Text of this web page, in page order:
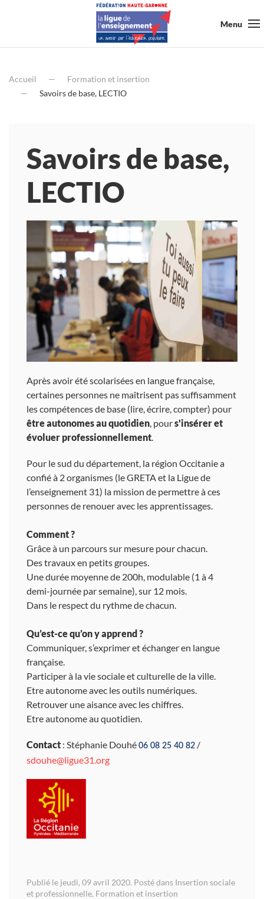
Menu
Accueil
Formation et insertion
Savoirs de base, LECTIO
Savoirs de base,
LECTIO
Après avoir été scolarisées en langue française,
certaines personnes ne maîtrisent pas suffisamment
les compétences de base (lire, écrire, compter) pour
être autonomes au quotidien , pours'insérer et
évoluer professionnellement
Pour le sud du département, la région Occitanie a
confié à 2 organismes (le GRETA et la Ligue de
l’enseignement 31) la mission de permettre à ces
personnes de renouer avec les apprentissages.
Comment ?
Grâce à un parcours sur mesure pour chacun.
Des travaux en petits groupes.
Une durée moyenne de 200h, modulable (1 à 4
demi-journée par semaine), sur 12 mois.
Dans le respect du rythme de chacun.
Qu’est-ce qu’on y apprend ?
Communiquer, s’exprimer et échanger en langue
française.
Participer à la vie sociale et culturelle de la ville.
Etre autonome avec les outils numériques.
Retrouver une aisance avec les chiffres.
Etre autonome au quotidien.
Contact : Stéphanie Douhé06 08 25 40 82 /
sdouhe@ligue31.org
Publié le jeudi, 09 avril 2020. Posté dans Insertion sociale
et professionnelle, Formation et insertion